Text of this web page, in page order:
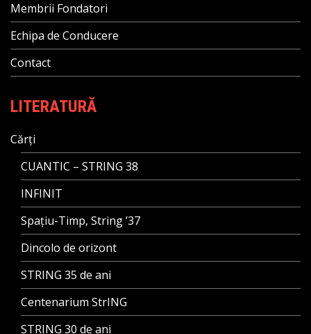
Membrii Fondatori
Echipa de Conducere
Contact
LITERATURĂ
Cărți
CUANTIC – STRING 38
INFINIT
Spațiu-Timp, String ’37
Dincolo de orizont
STRING 35 de ani
Centenarium StrING
STRING 30 de ani